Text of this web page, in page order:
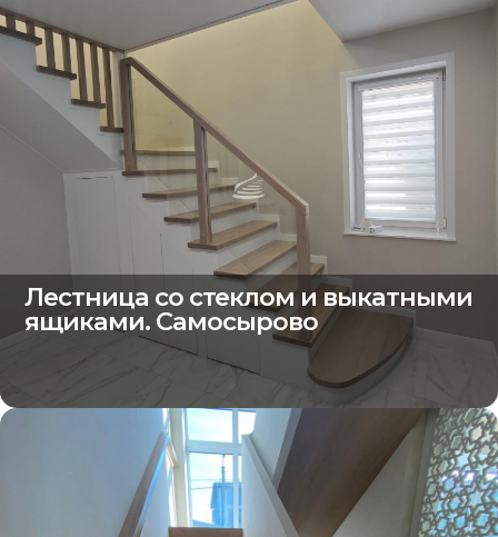
Лестница со стеклом и выкатными
ящиками. Самосырово